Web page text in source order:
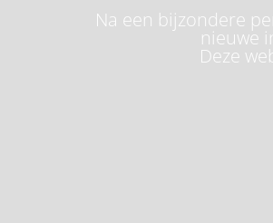
Na een bijzondere
nieuwe
Deze